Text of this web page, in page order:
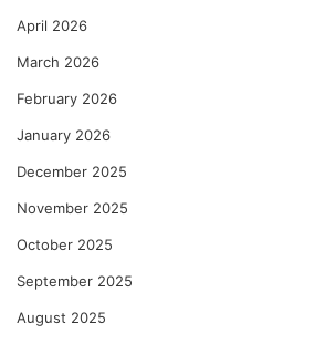
April 2026
March 2026
February 2026
January 2026
December 2025
November 2025
October 2025
September 2025
August 2025